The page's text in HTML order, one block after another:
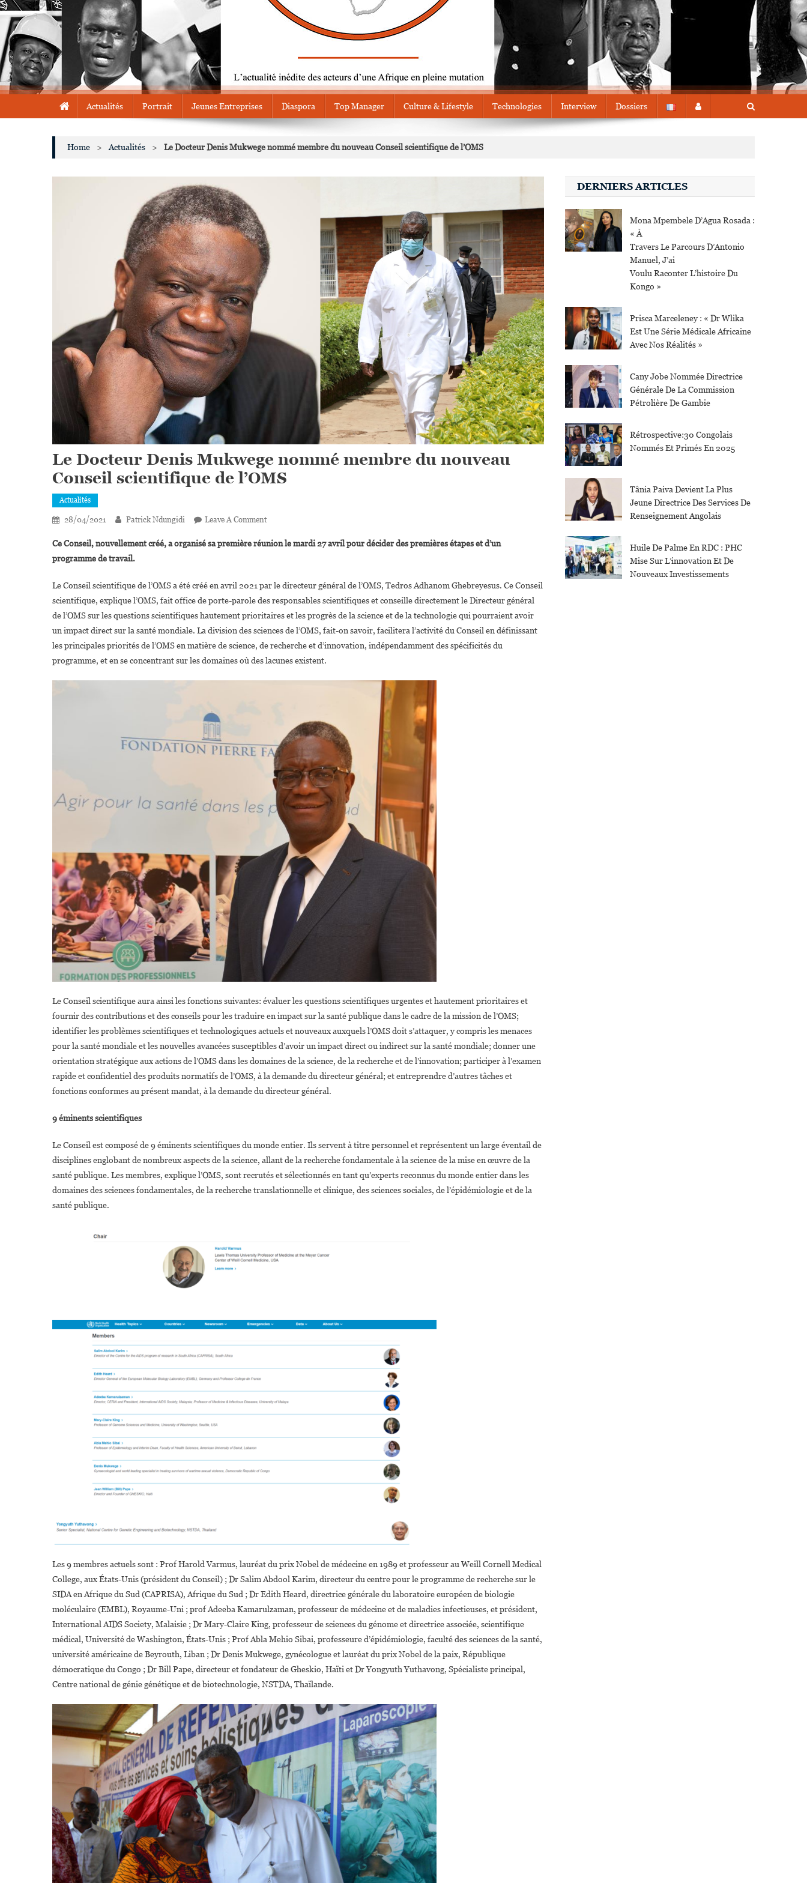
Actualités Portrait Jeunes Entreprises Diaspora Top Manager Culture & Lifestyle Technologies Interview Dossiers
Home > Actualités > Le Docteur Denis Mukwege nommé membre du nouveau Conseil scientifique de l’OMS
Le Docteur Denis Mukwege nommé membre du nouveau
Conseil scientifique de l’OMS
Actualités
28/04/2021 Patrick Ndungidi Leave A CommentOn
Docteur
Nommé
Membre
Du
Nouveau
Conseil
Scientifique
Ce Conseil, nouvellement créé, a organisé sa première réunion le mardi 27 avril pour décider des premières étapes et d’un
programme de travail.
Le Conseil scientifique de l’OMS a été créé en avril 2021 par le directeur général de l’OMS, Tedros Adhanom Ghebreyesus. Ce Conseil
scientifique, explique l’OMS, fait office de porte-parole des responsables scientifiques et conseille directement le Directeur général
de l’OMS sur les questions scientifiques hautement prioritaires et les progrès de la science et de la technologie qui pourraient avoir
un impact direct sur la santé mondiale. La division des sciences de l’OMS, fait-on savoir, facilitera l’activité du Conseil en définissant
les principales priorités de l’OMS en matière de science, de recherche et d’innovation, indépendamment des spécificités du
programme, et en se concentrant sur les domaines où des lacunes existent.
Le Conseil scientifique aura ainsi les fonctions suivantes: évaluer les questions scientifiques urgentes et hautement prioritaires et
fournir des contributions et des conseils pour les traduire en impact sur la santé publique dans le cadre de la mission de l’OMS;
identifier les problèmes scientifiques et technologiques actuels et nouveaux auxquels l’OMS doit s’attaquer, y compris les menaces
pour la santé mondiale et les nouvelles avancées susceptibles d’avoir un impact direct ou indirect sur la santé mondiale; donner une
orientation stratégique aux actions de l’OMS dans les domaines de la science, de la recherche et de l’innovation; participer à l’examen
rapide et confidentiel des produits normatifs de l’OMS, à la demande du directeur général; et entreprendre d’autres tâches et
fonctions conformes au présent mandat, à la demande du directeur général.
9 éminents scientifiques
Le Conseil est composé de 9 éminents scientifiques du monde entier. Ils servent à titre personnel et représentent un large éventail de
disciplines englobant de nombreux aspects de la science, allant de la recherche fondamentale à la science de la mise en œuvre de la
santé publique. Les membres, explique l’OMS, sont recrutés et sélectionnés en tant qu’experts reconnus du monde entier dans les
domaines des sciences fondamentales, de la recherche translationnelle et clinique, des sciences sociales, de l’épidémiologie et de la
santé publique.
Les 9 membres actuels sont : Prof Harold Varmus, lauréat du prix Nobel de médecine en 1989 et professeur au Weill Cornell Medical
College, aux États-Unis (président du Conseil) ; Dr Salim Abdool Karim, directeur du centre pour le programme de recherche sur le
SIDA en Afrique du Sud (CAPRISA), Afrique du Sud ; Dr Edith Heard, directrice générale du laboratoire européen de biologie
moléculaire (EMBL), Royaume-Uni ; prof Adeeba Kamarulzaman, professeur de médecine et de maladies infectieuses, et président,
International AIDS Society, Malaisie ; Dr Mary-Claire King, professeur de sciences du génome et directrice associée, scientifique
médical, Université de Washington, États-Unis ; Prof Abla Mehio Sibai, professeure d’épidémiologie, faculté des sciences de la santé,
université américaine de Beyrouth, Liban ; Dr Denis Mukwege, gynécologue et lauréat du prix Nobel de la paix, République
démocratique du Congo ; Dr Bill Pape, directeur et fondateur de Gheskio, Haïti et Dr Yongyuth Yuthavong, Spécialiste principal,
Centre national de génie génétique et de biotechnologie, NSTDA, Thaïlande.
DERNIERS ARTICLES
Mona Mpembele D’Agua Rosada :
« À
Travers Le Parcours D’Antonio
Manuel, J’ai
Voulu Raconter L’histoire Du
Kongo »
Prisca Marceleney : « Dr Wlika
Est Une Série Médicale Africaine
Avec Nos Réalités »
Cany Jobe Nommée Directrice
Générale De La Commission
Pétrolière De Gambie
Rétrospective:30 Congolais
Nommés Et Primés En 2025
Tânia Paiva Devient La Plus
Jeune Directrice Des Services De
Renseignement Angolais
Huile De Palme En RDC : PHC
Mise Sur L’innovation Et De
Nouveaux Investissements